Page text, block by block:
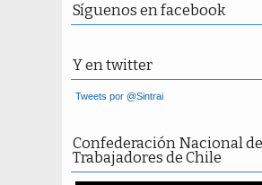
Síguenos en facebook
Y en twitter
Tweets por @Sintrai
Confederación Nacional de
Trabajadores de Chile